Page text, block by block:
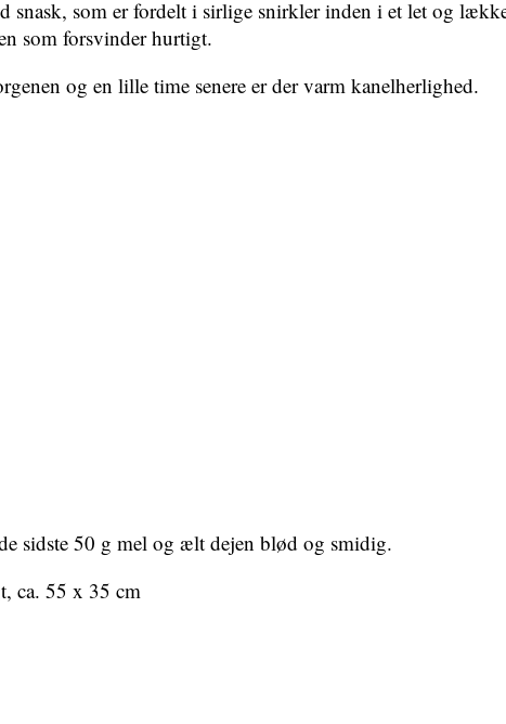
snask, som er fordelt i sirlige snirkler inden i et let og
som forsvinder hurtigt.
og en lille time senere er der varm kanelherlighed.
sidste 50 g mel og ælt dejen blød og smidig.
ca. 55 x 35 cm